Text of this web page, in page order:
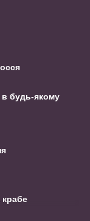
в будь-якому